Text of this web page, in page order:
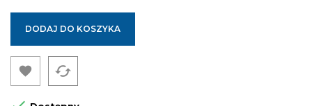
DODAJ DO KOSZYKA
 cached